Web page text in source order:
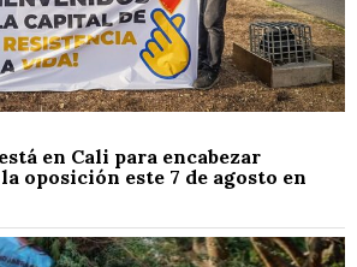
en Cali para encabezar
oposición este 7 de agosto en